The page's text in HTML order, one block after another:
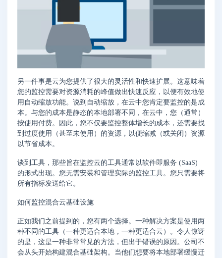
另一件事是云为您提供了很大的灵活性和快速扩展。这意味着
您的监控需要对资源消耗的峰值做出快速反应，以便有效地使
用自动缩放功能。说到自动缩放，在云中您肯定要监控的是成
本。与您的成本是静态的本地部署不同，在云中，您（通常）
按使用付费。因此，您不仅要监控整体增长的成本，还需要找
到过度使用（甚至未使用）的资源，以便缩减（或关闭）资源
以节省成本。
谈到工具，那些旨在监控云的工具通常以软件即服务 (SaaS)
的形式出现。您无需安装和管理实际的监控工具。您只需要将
所有指标发送给它。
如何监控混合云基础设施
正如我们之前提到的，您有两个选择。一种解决方案是使用两
种不同的工具（一种更适合本地，一种更适合云）。令人惊讶
的是，这是一种非常常见的方法，但出于错误的原因。公司不
会从头开始构建混合基础架构。当他们想要将本地部署缓慢迁